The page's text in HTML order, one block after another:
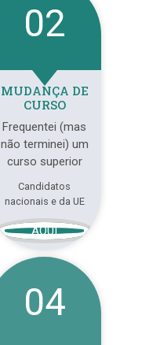
02
MUDANÇA DE
CURSO
Frequentei (mas
não terminei) um
curso superior
Candidatos
nacionais e da UE
AQUI
04